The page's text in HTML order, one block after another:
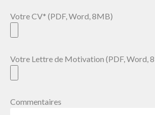
Votre CV* (PDF, Word, 8MB)
Votre Lettre de Motivation (PDF, Word,
Commentaires